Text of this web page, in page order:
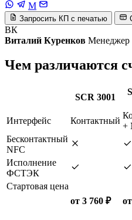
M
Запросить КП с печатью
ВК
Виталий Куренков Менеджер
Чем различаются
SCR 3001
Интерфейс
Контактный
+
Бесконтактный
NFC
Исполнение
ФСТЭК
Стартовая цена
от 3 760 ₽